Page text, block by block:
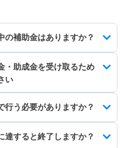
の補助金はありますか？
・助成金を受け取るため
い
行う必要がありますか？
達すると終了しますか？